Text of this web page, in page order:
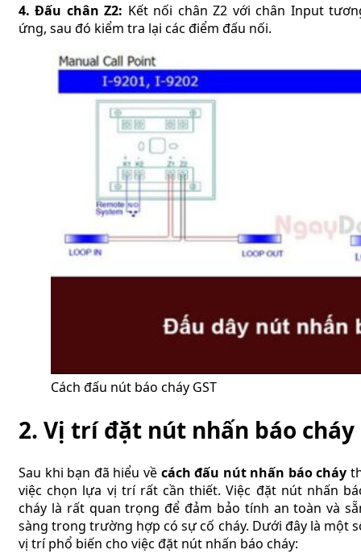
4. Đấu chân Z2: Kết nối chân Z2 với chân Input
ứng, sau đó kiểm tra lại các điểm đấu nối.
Cách đấu nút báo cháy GST
2. Vị trí đặt nút nhấn báo cháy
Sau khi bạn đã hiểu về cách đấu nút nhấn báo cháy
việc chọn lựa vị trí rất cần thiết. Việc đặt nút nhấn
cháy là rất quan trọng để đảm bảo tính an toàn và
sàng trong trường hợp có sự cố cháy. Dưới đây là một
vị trí phổ biến cho việc đặt nút nhấn báo cháy: